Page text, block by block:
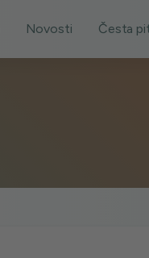
Novosti Česta